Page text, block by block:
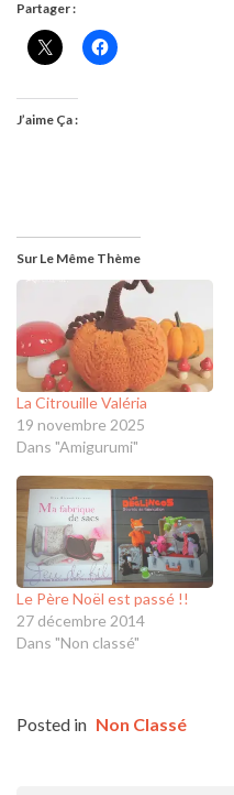
Partager :
J’aime Ça :
Sur Le Même Thème
La Citrouille Valéria
19 novembre 2025
Dans "Amigurumi"
Le Père Noël est passé !!
27 décembre 2014
Dans "Non classé"
Posted in Non Classé